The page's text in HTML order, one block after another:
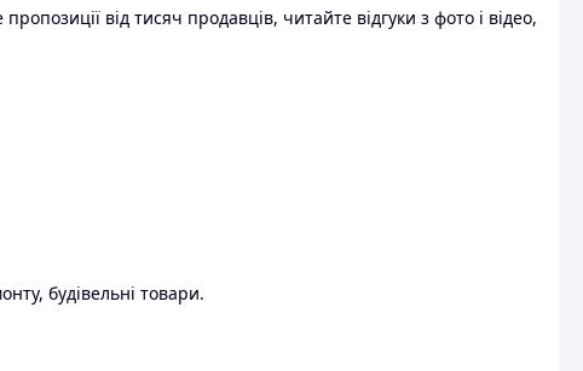
від тисяч продавців, читайте відгуки з фото і відео,
будівельні товари.